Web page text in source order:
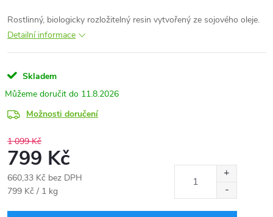
Rostlinný, biologicky rozložitelný resin vytvořený ze sojového oleje.
Detailní informace
Skladem
11.8.2026
Možnosti doručení
1 099 Kč
799 Kč
660,33 Kč bez DPH
Měrná
799 Kč / 1 kg